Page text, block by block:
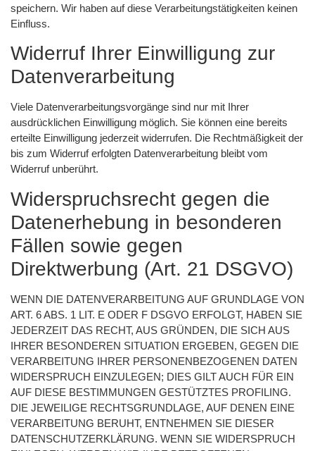
speichern. Wir haben auf diese Verarbeitungstätigkeiten keinen
Einfluss.
Widerruf Ihrer Einwilligung zur
Datenverarbeitung
Viele Datenverarbeitungsvorgänge sind nur mit Ihrer
ausdrücklichen Einwilligung möglich. Sie können eine bereits
erteilte Einwilligung jederzeit widerrufen. Die Rechtmäßigkeit der
bis zum Widerruf erfolgten Datenverarbeitung bleibt vom
Widerruf unberührt.
Widerspruchsrecht gegen die
Datenerhebung in besonderen
Fällen sowie gegen
Direktwerbung (Art. 21 DSGVO)
WENN DIE DATENVERARBEITUNG AUF GRUNDLAGE VON
ART. 6 ABS. 1 LIT. E ODER F DSGVO ERFOLGT, HABEN SIE
JEDERZEIT DAS RECHT, AUS GRÜNDEN, DIE SICH AUS
IHRER BESONDEREN SITUATION ERGEBEN, GEGEN DIE
VERARBEITUNG IHRER PERSONENBEZOGENEN DATEN
WIDERSPRUCH EINZULEGEN; DIES GILT AUCH FÜR EIN
AUF DIESE BESTIMMUNGEN GESTÜTZTES PROFILING.
DIE JEWEILIGE RECHTSGRUNDLAGE, AUF DENEN EINE
VERARBEITUNG BERUHT, ENTNEHMEN SIE DIESER
DATENSCHUTZERKLÄRUNG. WENN SIE WIDERSPRUCH